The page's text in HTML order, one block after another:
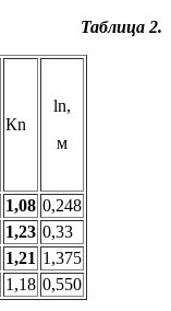
Таблица 2.
Кn
ln,
м
1,08 0,248
1,23 0,33
1,21 1,375
1,18 0,550